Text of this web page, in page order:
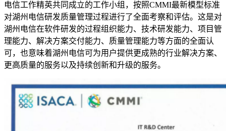
电信工作精英共同成立的工作小组，按照CMMI最新模型标准
对湖州电信研发质量管理过程进行了全面考察和评估。这是对
湖州电信在软件研发的过程组织能力、技术研发能力、项目管
理能力、解决方案交付能力、质量管理能力等方面的全面认
可，也意味着湖州电信可为用户提供更成熟的行业解决方案、
更高质量的服务以及持续创新和升级的服务。